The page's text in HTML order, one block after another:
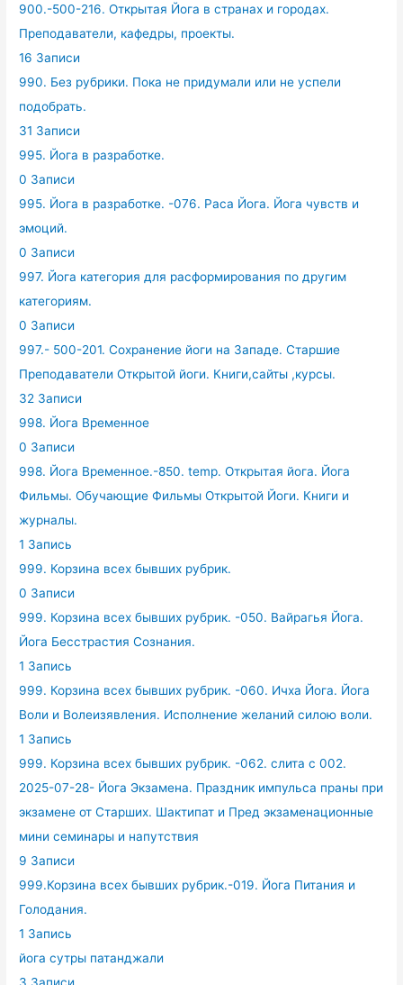
900.-500-216. Открытая Йога в странах и городах.
Преподаватели, кафедры, проекты.
16 Записи
990. Без рубрики. Пока не придумали или не успели
подобрать.
31 Записи
995. Йога в разработке.
0 Записи
995. Йога в разработке. -076. Раса Йога. Йога чувств и
эмоций.
0 Записи
997. Йога категория для расформирования по другим
категориям.
0 Записи
997.- 500-201. Сохранение йоги на Западе. Старшие
Преподаватели Открытой йоги. Книги,сайты ,курсы.
32 Записи
998. Йога Временное
0 Записи
998. Йога Временное.-850. temp. Открытая йога. Йога
Фильмы. Обучающие Фильмы Открытой Йоги. Книги и
журналы.
1 Запись
999. Корзина всех бывших рубрик.
0 Записи
999. Корзина всех бывших рубрик. -050. Вайрагья Йога.
Йога Бесстрастия Сознания.
1 Запись
999. Корзина всех бывших рубрик. -060. Ичха Йога. Йога
Воли и Волеизявления. Исполнение желаний силою воли.
1 Запись
999. Корзина всех бывших рубрик. -062. слита с 002.
2025-07-28- Йога Экзамена. Праздник импульса праны при
экзамене от Старших. Шактипат и Пред экзаменационные
мини семинары и напутствия
9 Записи
999.Корзина всех бывших рубрик.-019. Йога Питания и
Голодания.
1 Запись
йога сутры патанджали